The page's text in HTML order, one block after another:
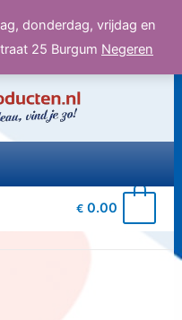
donderdag, vrijdag en
25 Burgum Negeren
€ 0.00